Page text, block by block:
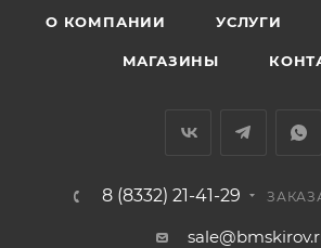
отсутствии подъездных путей
Доставка заказов по России не
О КОМПАНИИ УСЛУГИ
МАГАЗИНЫ
8 (8332) 21-41-29